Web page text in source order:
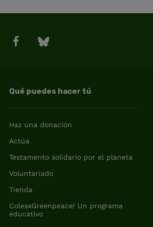
Qué puedes hacer tú
Haz una donación
Actúa
Testamento solidario por el planeta
Voluntariado
Tienda
ColesxGreenpeace! Un programa
educativo